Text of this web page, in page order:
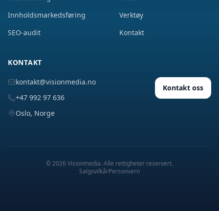
Innholdsmarkedsføring
SEO-audit
Verktøy
Kontakt
KONTAKT
kontakt@visionmedia.no
+47 992 97 636
Oslo, Norge
Kontakt oss
©2026 Visionmedia. Alle rettigheter reservert.
SalgsvilkårPersonvern